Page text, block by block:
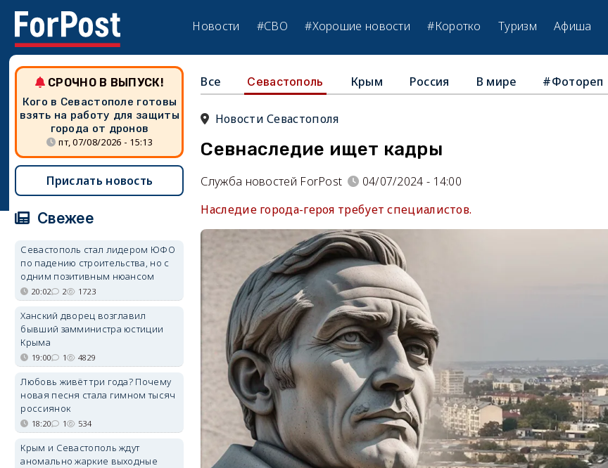
Новости #СВО #Хорошие новости #Коротко Туризм Афиша
Все Севастополь Крым Россия В мире #Фотореп
Новости Севастополя
Севнаследие ищет кадры
Служба новостей ForPost
04/07/2024 - 14:00
Наследие города-героя требует специалистов.
СРОЧНО В ВЫПУСК!
Кого в Севастополе готовы
взять на работу для защиты
города от дронов
пт, 07/08/2026 - 15:13
Прислать новость
Свежее
Севастополь стал лидером ЮФО
по падению строительства, но с
одним позитивным нюансом
20:02 2 1723
Ханский дворец возглавил
бывший замминистра юстиции
Крыма
19:00 1 4829
Любовь живёт три года? Почему
новая песня стала гимном тысяч
россиянок
18:20 1 534
Крым и Севастополь ждут
аномально жаркие выходные